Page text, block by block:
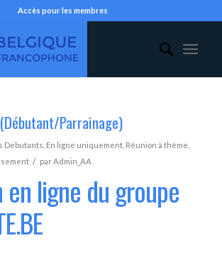
Accès pour les membres
(Débutant/Parrainage)
Debutants En ligne uniquement, Réunion à thème
/ parAdmin_AA
en ligne du groupe